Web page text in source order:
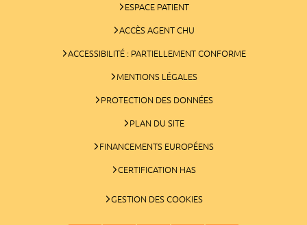
ESPACE PATIENT
ACCÈS AGENT CHU
ACCESSIBILITÉ : PARTIELLEMENT CONFORME
MENTIONS LÉGALES
PROTECTION DES DONNÉES
PLAN DU SITE
FINANCEMENTS EUROPÉENS
CERTIFICATION HAS
GESTION DES COOKIES